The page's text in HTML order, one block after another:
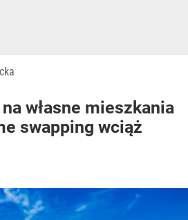
własne mieszkania
swapping wciąż